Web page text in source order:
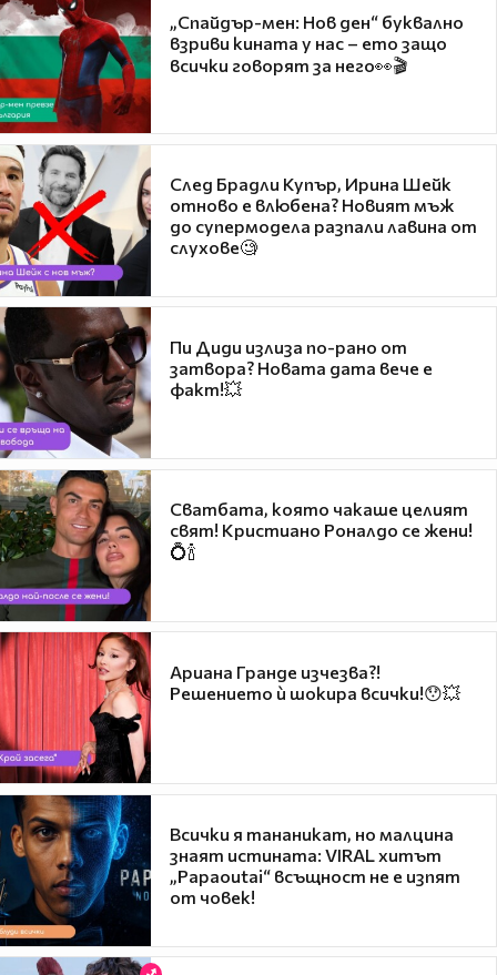
„Спайдър-мен: Нов ден“ буквално
взриви кината у нас – ето защо
всички говорят за него👀🎬
След Брадли Купър, Ирина Шейк
отново е влюбена? Новият мъж
до супермодела разпали лавина от
слухове🧐
Пи Диди излиза по-рано от
затвора? Новата дата вече е
факт!💥
Сватбата, която чакаше целият
свят! Кристиано Роналдо се жени!
💍🍾
Ариана Гранде изчезва?!
Решението ѝ шокира всички!😯💥
Всички я тананикат, но малцина
знаят истината: VIRAL хитът
„Papaoutai“ всъщност не е изпят
от човек!